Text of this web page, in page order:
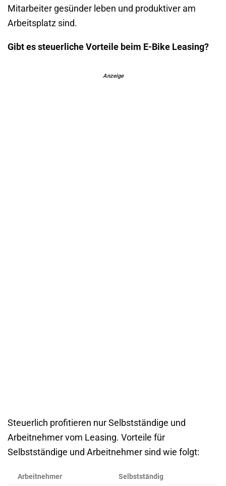
Mitarbeiter gesünder leben und produktiver am
Arbeitsplatz sind.
Gibt es steuerliche Vorteile beim E-Bike Leasing?
Anzeige
Steuerlich profitieren nur Selbstständige und
Arbeitnehmer vom Leasing. Vorteile für
Selbstständige und Arbeitnehmer sind wie folgt:
Arbeitnehmer Selbstständig